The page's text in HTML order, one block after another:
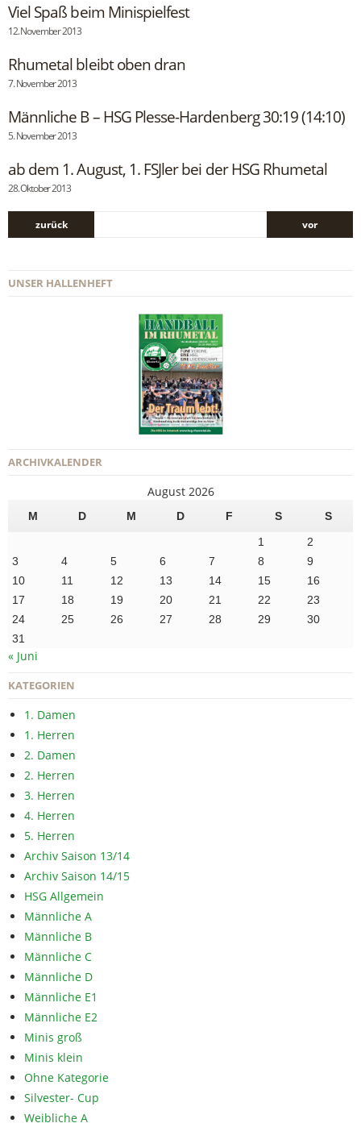
Viel Spaß beim Minispielfest
12. November 2013
Rhumetal bleibt oben dran
7. November 2013
Männliche B – HSG Plesse-Hardenberg 30:19 (14:10)
5. November 2013
ab dem 1. August, 1. FSJler bei der HSG Rhumetal
28. Oktober 2013
zurück vor
UNSER HALLENHEFT
ARCHIVKALENDER
August 2026
M D M D F S
S
1
2
3
4 5 6 7 8
9
10
11 12 13 14 15
16
17
18 19 20 21 22
23
24
25 26 27 28 29
30
31
« Juni
KATEGORIEN
1. Damen
1. Herren
2. Damen
2. Herren
3. Herren
4. Herren
5. Herren
Archiv Saison 13/14
Archiv Saison 14/15
HSG Allgemein
Männliche A
Männliche B
Männliche C
Männliche D
Männliche E1
Männliche E2
Minis groß
Minis klein
Ohne Kategorie
Silvester- Cup
Weibliche A